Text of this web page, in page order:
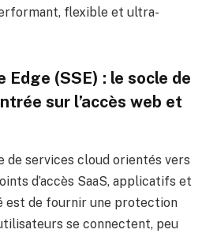
flexible et ultra-
(SSE) : le socle de
sur l’accès web et
de services cloud orientés vers
d’accès SaaS, applicatifs et
est de fournir une protection
se connectent, peu